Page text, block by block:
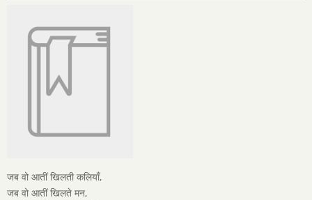
जब वो आतीं खिलती कलियाँ,
जब वो आतीं खिलते मन,